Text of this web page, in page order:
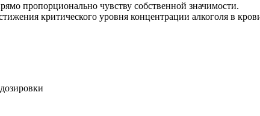
пропорционально чувству собственной значимости.
критического уровня концентрации алкоголя в